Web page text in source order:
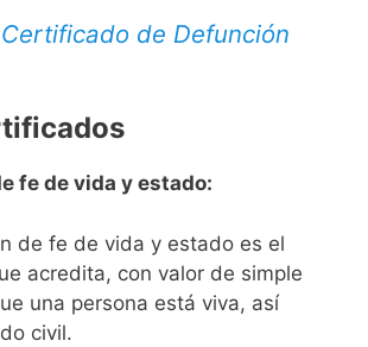
de Defunción
fe de vida y estado:
de fe de vida y estado es el
acredita, con valor de simple
una persona está viva, así
civil.